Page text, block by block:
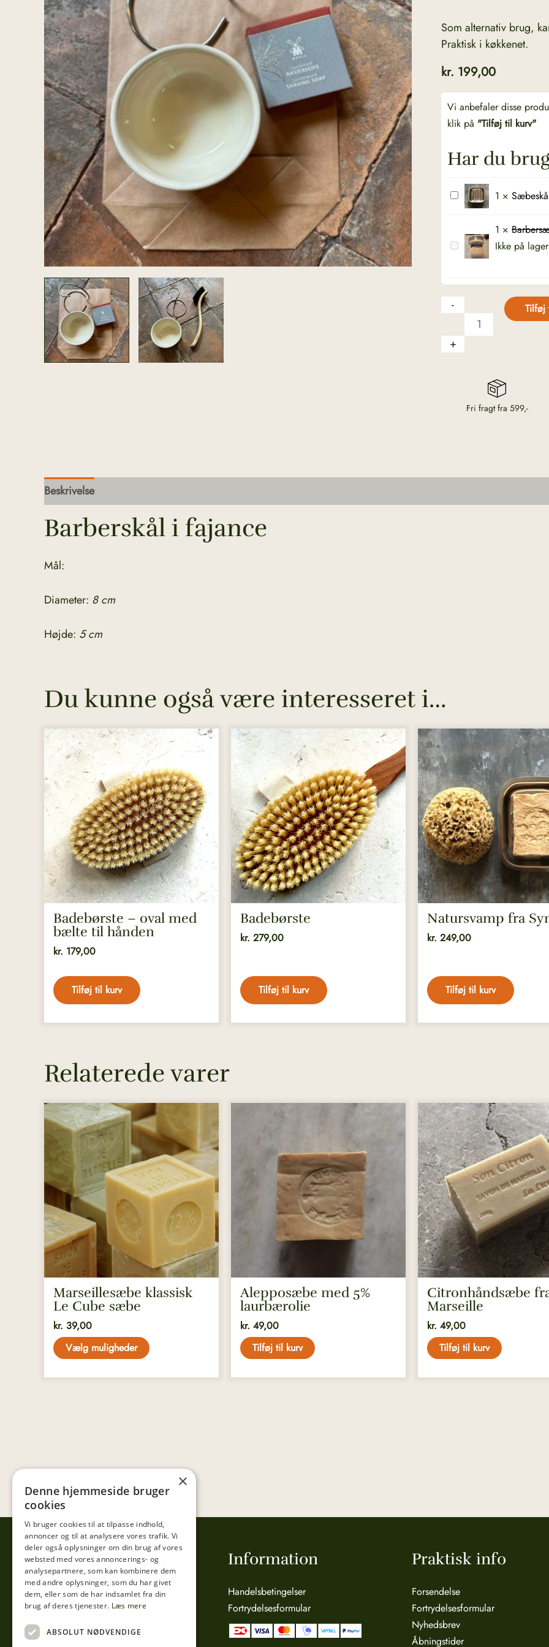
Som alternativ brug,
Praktisk i køkkenet.
kr. 199,00
Vi anbefaler disse
klik på "Tilføj til kurv"
Har du
Sæbeskål
i
blank
aluminium
-
kvadrat
1 ×
Barbersæbe
med
ren
olivenolie
og
citrongræs
1 ×
Ikke på lager
-
+
Tilføj
Fri fragt fra 599,-
Beskrivelse
Barberskål i fajance
Mål:
Diameter: 8 cm
Højde: 5 cm
Du kunne også være interesseret i…
Badebørste – oval med
bælte til hånden
kr. 179,00
Tilføj til kurv
Badebørste
kr. 279,00
Tilføj til kurv
Natursvamp fra
kr. 249,00
Tilføj til kurv
Relaterede varer
Marseillesæbe klassisk
Le Cube sæbe
kr. 39,00
Vælg muligheder
Dette
vare
har
flere
varianter.
Mulighederne
kan
vælges
på
varesiden
Alepposæbe med 5%
laurbærolie
kr. 49,00
Tilføj til kurv
Citronhåndsæbe
Marseille
kr. 49,00
Tilføj til kurv
Tibberup Høkeren
Sct. Anna Gade 4A
3000 Helsingør
Information
Handelsbetingelser
Fortrydelsesformular
Praktisk info
Forsendelse
Fortrydelsesformular
Nyhedsbrev
Åbningstider
×
Denne hjemmeside bruger
cookies
Vi bruger cookies til at tilpasse indhold,
annoncer og til at analysere vores trafik. Vi
deler også oplysninger om din brug af vores
websted med vores annoncerings- og
analysepartnere, som kan kombinere dem
med andre oplysninger, som du har givet
dem, eller som de har indsamlet fra din
brug af deres tjenester. Læs mere
ABSOLUT NØDVENDIGE